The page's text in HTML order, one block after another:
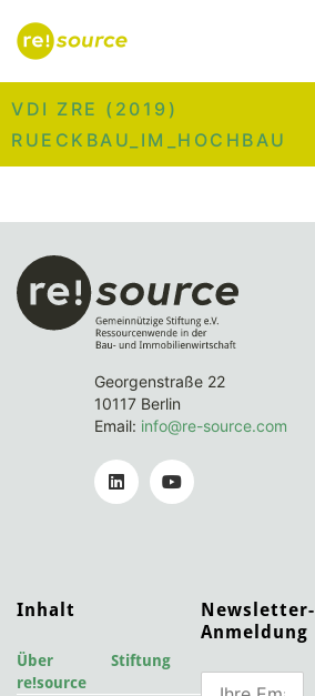
VDI ZRE (2019)
RUECKBAU_IM_HOCHBAU
Georgenstraße 22
10117 Berlin
Email: info@re-source.com
Inhalt
Über
re!source
Stiftung
Newsletter-
Anmeldung